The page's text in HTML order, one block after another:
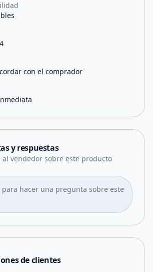
con el comprador
y respuestas
al vendedor sobre este producto
para hacer una pregunta sobre este
de clientes